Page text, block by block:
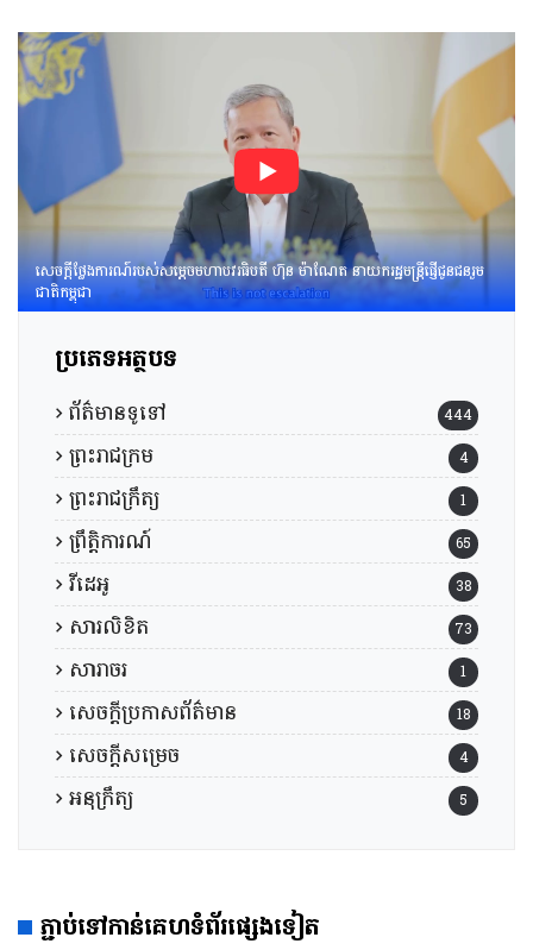
ប្រធានក្រុមទី២នៃក្រុមប្រឹក្សាអ្នក
ច្បាប់ និងឯកឧត្ដម នៅ ប៉ោនន័រ
អនុប្រធាននិងជាប្រធាន
ក្រុមទី១នៃក្រុមប្រឹក្សាសេដ្ឋកិច្ច
សង្គមកិច្ច និងវប្បធម៌ ដើម្បីពិនិត្យ
និងពិភាក្សាលើ​«សេចក្ដីព្រាង
អនុក្រឹត្យស្ដីពី​ការគ្រប់គ្រង
អាកាសយានគ្មាន
មនុស្សបើក(ដ្រូន)»។
សេចក្តីថ្លែងការណ៍របស់សម្តេចមហាបវរធិបតី ហ៊ុន ម៉ាណែត នាយករដ្ឋមន្រ្តីផ្ញើជូនជនរួម
ជាតិកម្ពុជា
ប្រភេទអត្ថបទ
ព័ត៌មានទូទៅ 444
ព្រះរាជក្រម 4
ព្រះរាជក្រឹត្យ 1
ព្រឹត្តិការណ៍ 65
វីដេអូ 38
សារលិខិត 73
សារាចរ 1
សេចក្តីប្រកាសព័ត៌មាន 18
សេចក្តីសម្រេច 4
អនុក្រឹត្យ 5
ភ្ជាប់ទៅកាន់គេហទំព័រផ្សេងទៀត